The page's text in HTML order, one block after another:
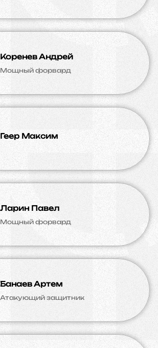
Коренев Андрей
Мощный форвард
Геер Максим
Ларин Павел
Мощный форвард
Банаев Артем
Атакующий защитник